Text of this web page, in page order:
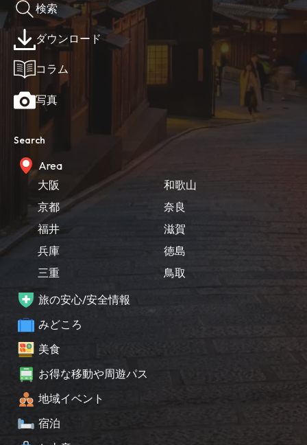
検索
ダウンロード
コラム
写真
Search
Area
大阪
京都
福井
兵庫
三重
和歌山
奈良
滋賀
徳島
鳥取
旅の安心/安全情報
みどころ
美食
お得な移動や周遊パス
地域イベント
宿泊